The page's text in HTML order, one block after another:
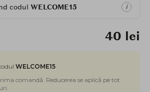
codul WELCOME15 i
40 lei
WELCOME15
comandă. Reducerea se aplică pe tot